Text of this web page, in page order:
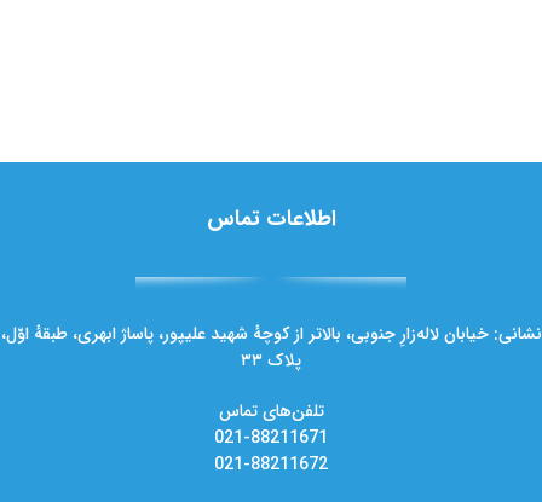
اطلاعات تماس
نشانی: خیابان لاله‌زارِ جنوبی، بالاتر از کوچهٔ شهید علیپور، پاساژ ابهری، طبقهٔ اوّل،
پلاک ۳۳
تلفن‌های تماس
021-88211671
021-88211672